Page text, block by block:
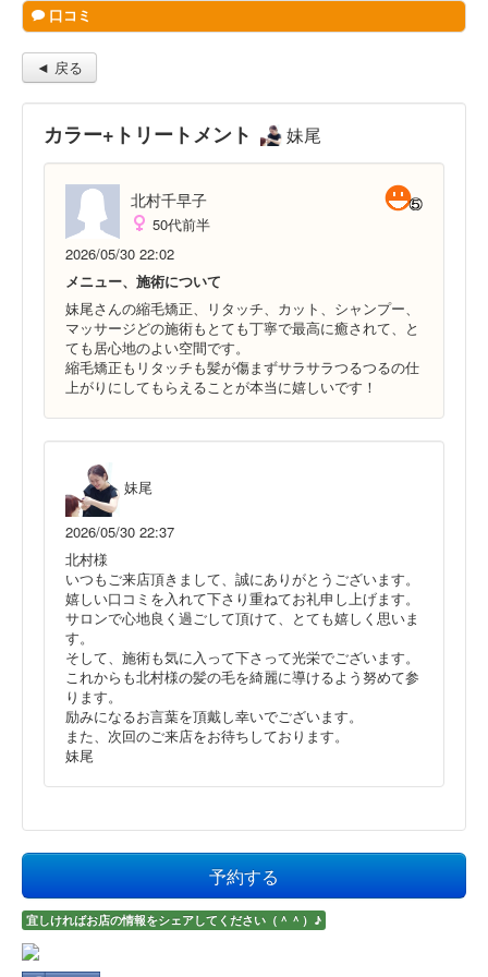
口コミ
◄ 戻る
カラー+トリートメント 妹尾
北村千早子
50代前半
2026/05/30 22:02
メニュー、施術について
妹尾さんの縮毛矯正、リタッチ、カット、シャンプー、
マッサージどの施術もとても丁寧で最高に癒されて、と
ても居心地のよい空間です。
縮毛矯正もリタッチも髪が傷まずサラサラつるつるの仕
上がりにしてもらえることが本当に嬉しいです！
妹尾
2026/05/30 22:37
北村様
いつもご来店頂きまして、誠にありがとうございます。
嬉しい口コミを入れて下さり重ねてお礼申し上げます。
サロンで心地良く過ごして頂けて、とても嬉しく思いま
す。
そして、施術も気に入って下さって光栄でございます。
これからも北村様の髪の毛を綺麗に導けるよう努めて参
ります。
励みになるお言葉を頂戴し幸いでございます。
また、次回のご来店をお待ちしております。
妹尾
予約する
宜しければお店の情報をシェアしてください（＾＾）♪